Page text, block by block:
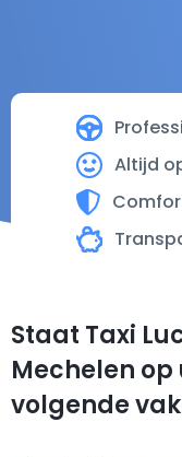
Altijd
Staat Taxi
Mechelen op
volgende